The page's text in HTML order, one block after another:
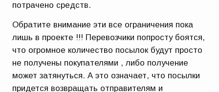
потрачено средств.
Обратите внимание эти все ограничения пока
лишь в проекте !!! Перевозчики попросту боятся,
что огромное количество посылок будут просто
не получены покупателями , либо получение
может затянуться. А это означает, что посылки
придется возвращать отправителям и